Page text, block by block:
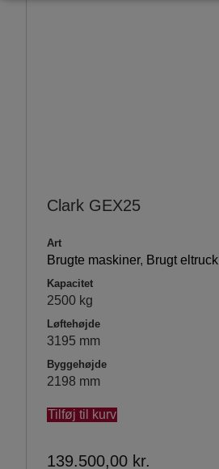
Clark GEX25
Art
Brugte maskiner, Brugt eltruck
Kapacitet
2500 kg
Løftehøjde
3195 mm
Byggehøjde
2198 mm
Tilføj til kurv
139.500,00 kr.